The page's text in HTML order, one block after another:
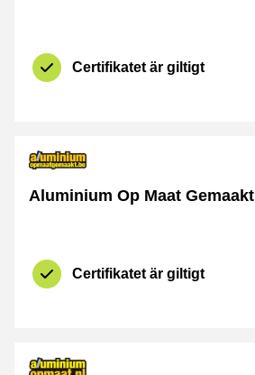
Certifikatet är giltigt
Aluminium Op Maat Gemaakt
Certifikatet är giltigt